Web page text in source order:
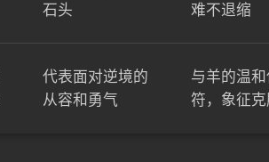
石头
难不退缩
代表面对逆境的
从容和勇气
与羊的温
符，象征